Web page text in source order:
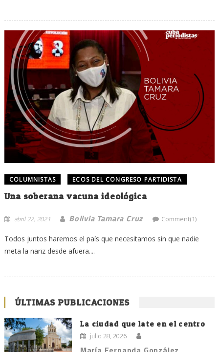
COLUMNISTAS ECOS DEL CONGRESO PARTIDISTA
Una soberana vacuna ideológica
abril 22, 2021 Bolivia Tamara Cruz Comment(1)
Todos juntos haremos el país que necesitamos sin que nadie
meta la nariz desde afuera....
ÚLTIMAS PUBLICACIONES
La ciudad que late en el centro
julio 28, 2026